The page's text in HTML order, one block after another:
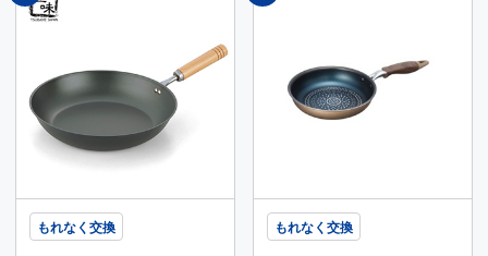
もれなく交換 もれなく交換